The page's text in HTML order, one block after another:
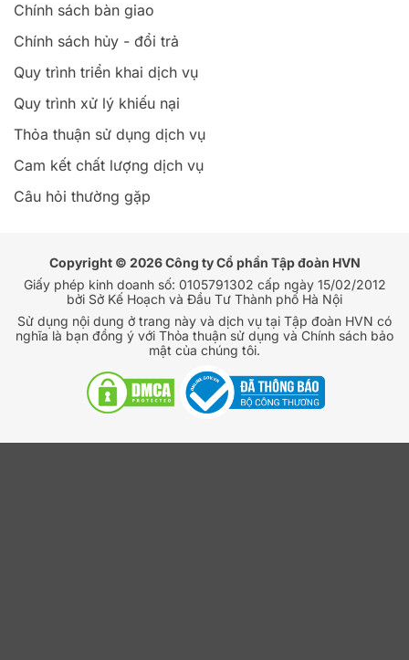
Chính sách bàn giao
Chính sách hủy - đổi trả
Quy trình triển khai dịch vụ
Quy trình xử lý khiếu nại
Thỏa thuận sử dụng dịch vụ
Cam kết chất lượng dịch vụ
Câu hỏi thường gặp
Copyright © 2026 Công ty Cổ phần Tập đoàn HVN
Giấy phép kinh doanh số: 0105791302 cấp ngày 15/02/2012
bởi Sở Kế Hoạch và Đầu Tư Thành phố Hà Nội
Sử dụng nội dung ở trang này và dịch vụ tại Tập đoàn HVN có
nghĩa là bạn đồng ý với Thỏa thuận sử dụng và Chính sách bảo
mật của chúng tôi.